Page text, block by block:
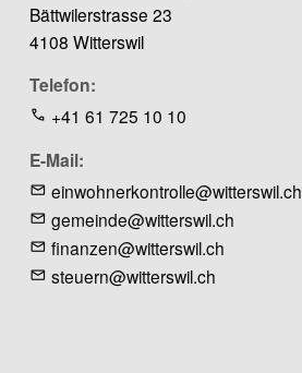
Bättwilerstrasse 23
4108 Witterswil
Telefon
+41 61 725 10 10
E-Mail
einwohnerkontrolle@witterswil.ch
gemeinde@witterswil.ch
finanzen@witterswil.ch
steuern@witterswil.ch